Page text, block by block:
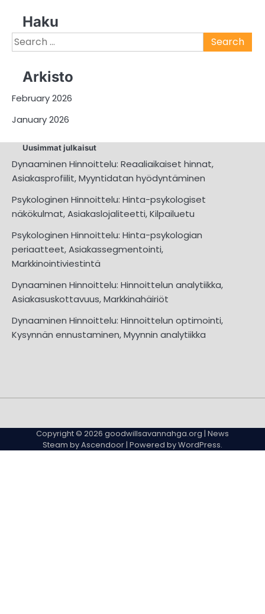
Haku
Search
for:
Arkisto
February 2026
January 2026
Uusimmat julkaisut
Dynaaminen Hinnoittelu: Reaaliaikaiset hinnat,
Asiakasprofiilit, Myyntidatan hyödyntäminen
Psykologinen Hinnoittelu: Hinta-psykologiset
näkökulmat, Asiakaslojaliteetti, Kilpailuetu
Psykologinen Hinnoittelu: Hinta-psykologian
periaatteet, Asiakassegmentointi,
Markkinointiviestintä
Dynaaminen Hinnoittelu: Hinnoittelun analytiikka,
Asiakasuskottavuus, Markkinahäiriöt
Dynaaminen Hinnoittelu: Hinnoittelun optimointi,
Kysynnän ennustaminen, Myynnin analytiikka
Us
Us
Policy
Policy
and
Conditions
Copyright © 2026 goodwillsavannahga.org | News
Steam byAscendoor | Powered byWordPress.